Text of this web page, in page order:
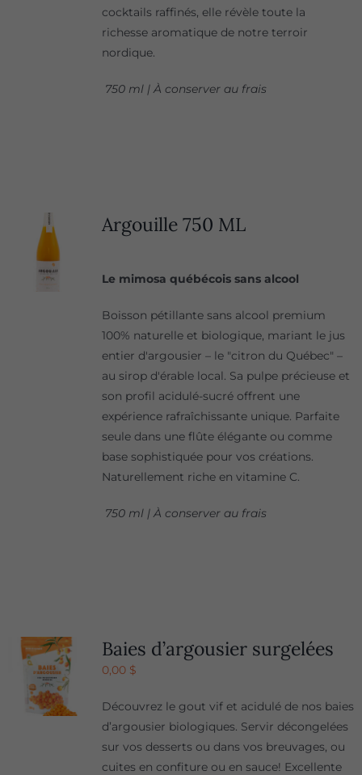
cocktails raffinés, elle révèle toute la
richesse aromatique de notre terroir
nordique.
750 ml | À conserver au frais
Argouille 750 ML
Le mimosa québécois sans alcool
Boisson pétillante sans alcool premium
100% naturelle et biologique, mariant le jus
entier d'argousier – le "citron du Québec" –
au sirop d'érable local. Sa pulpe précieuse et
son profil acidulé-sucré offrent une
expérience rafraîchissante unique. Parfaite
seule dans une flûte élégante ou comme
base sophistiquée pour vos créations.
Naturellement riche en vitamine C.
750 ml | À conserver au frais
Baies d’argousier surgelées
0,00 $
Découvrez le gout vif et acidulé de nos baies
d’argousier biologiques. Servir décongelées
sur vos desserts ou dans vos breuvages, ou
cuites en confiture ou en sauce! Excellente